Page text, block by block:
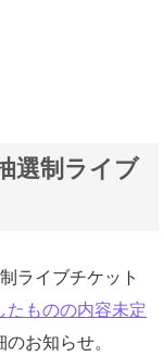
選制ライブ
ライブチケット
たものの内容未定
お知らせ。